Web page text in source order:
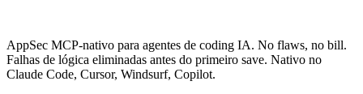
AppSec MCP-nativo para agentes de coding IA. No flaws, no bill.
Falhas de lógica eliminadas antes do primeiro save. Nativo no
Claude Code, Cursor, Windsurf, Copilot.